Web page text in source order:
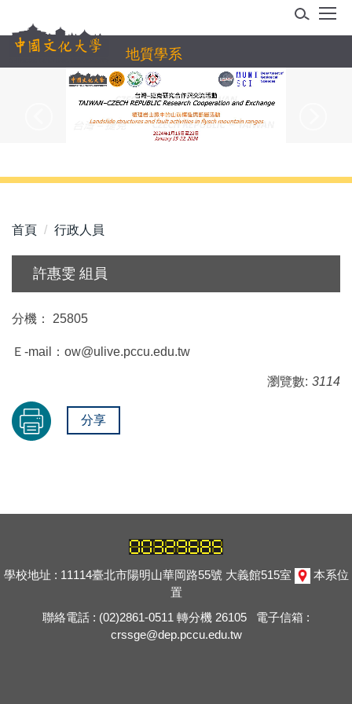
到
主
要
地質學系
首頁 行政人員
許惠雯 組員
分機： 25805
Ｅ-mail：ow@ulive.pccu.edu.tw
瀏覽數: 3114
分享
學校地址 : 11114臺北市陽明山華岡路55號 大義館515室
本系位
置
聯絡電話 : (02)2861-0511 轉分機 26105 電子信箱 :
crssge@dep.pccu.edu.tw